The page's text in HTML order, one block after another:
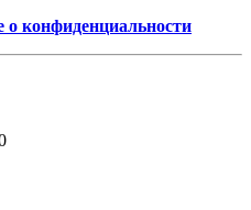
о конфиденциальности